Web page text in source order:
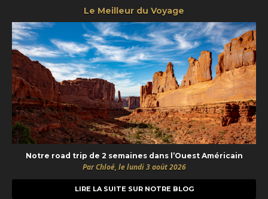
Le Meilleur du Voyage
Notre road trip de 2 semaines dans l’Ouest Américain
Par Chloé, le lundi 3 août 2026
LIRE LA SUITE SUR NOTRE BLOG